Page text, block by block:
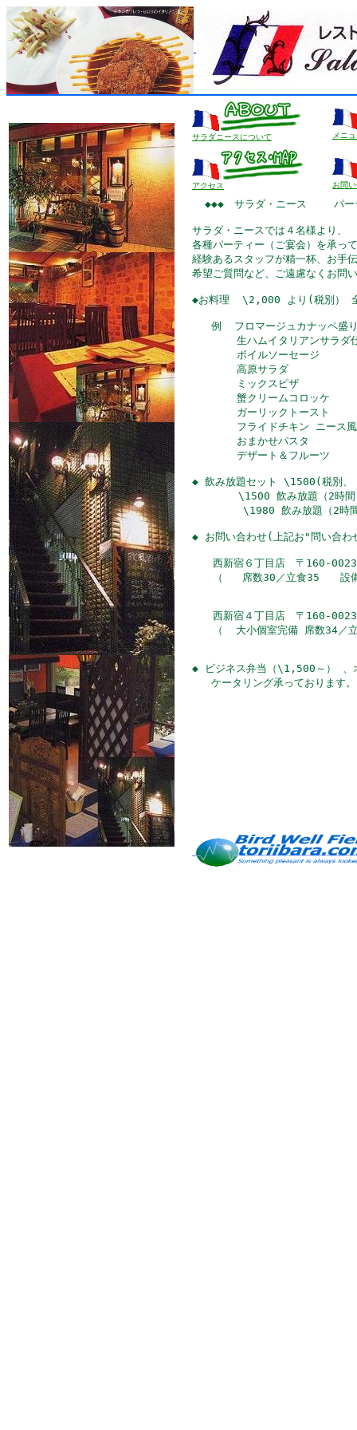
サラダニースについて メニ
アクセス お問
◆◆◆　サラダ・ニース 　　パ
サラダ・ニースでは４名様より、
各種パーティー（ご宴会）を承っ
経験あるスタッフが精一杯、お手
希望ご質問など、ご遠慮なくお問
◆お料理  \2,000 より(税別）
例  フロマージュカナッペ盛
生ハムイタリアンサラダ
       ボイルソーセージ
       高原サラダ
       ミックスピザ
       蟹クリームコロッケ
       ガーリックトースト
       フライドチキン ニース風
       おまかせパスタ
       デザート＆フルーツ
◆ 飲み放題セット \1500(税別、
　　  \1500 飲み放題（2時間
\1980 飲み放題（2時間
◆ お問い合わせ(上記お"問い
西新宿６丁目店　〒160-
（   席数30／立食35　　設備
西新宿４丁目店　〒160-
（  大小個室完備 席数34／立
◆ ビジネス弁当（\1,500～）
   ケータリング承っております。